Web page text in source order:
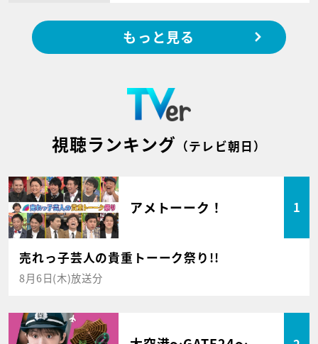
もっと見る
視聴ランキング （テレビ朝日）
アメトーーク！ 1
売れっ子芸人の貴重トーーク祭り!!
8月6日(木)放送分